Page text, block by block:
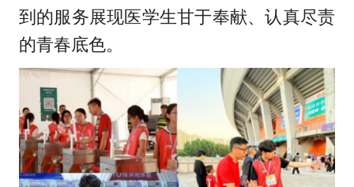
到的服务展现医学生甘于奉献、认真尽责
的青春底色。